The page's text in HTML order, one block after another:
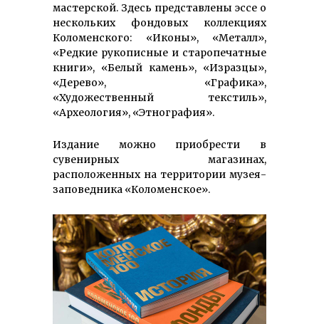
мастерской. Здесь представлены эссе о
нескольких фондовых коллекциях
Коломенского: «Иконы», «Металл»,
«Редкие рукописные и старопечатные
книги», «Белый камень», «Изразцы»,
«Дерево», «Графика»,
«Художественный текстиль»,
«Археология», «Этнография».
Издание можно приобрести в
сувенирных магазинах,
расположенных на территории музея-
заповедника «Коломенское».